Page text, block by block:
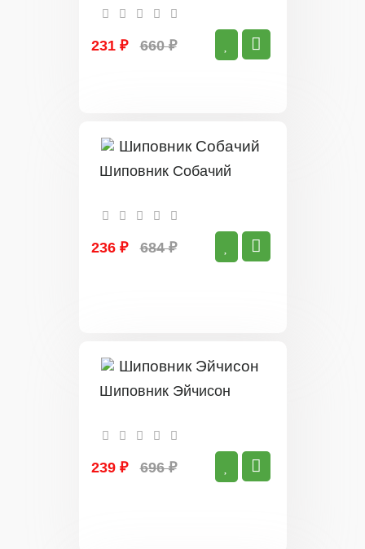
231 ₽ 660 ₽
Шиповник Собачий
236 ₽ 684 ₽
Шиповник Эйчисон
239 ₽ 696 ₽